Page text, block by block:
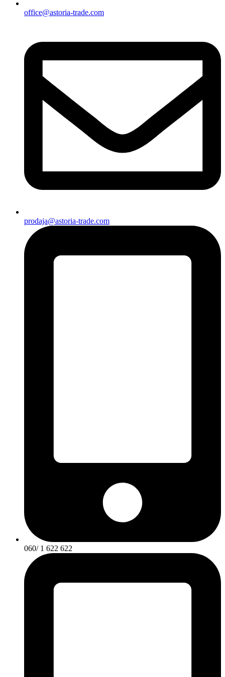
office@astoria-trade.com
prodaja@astoria-trade.com
060/ 1 622 622